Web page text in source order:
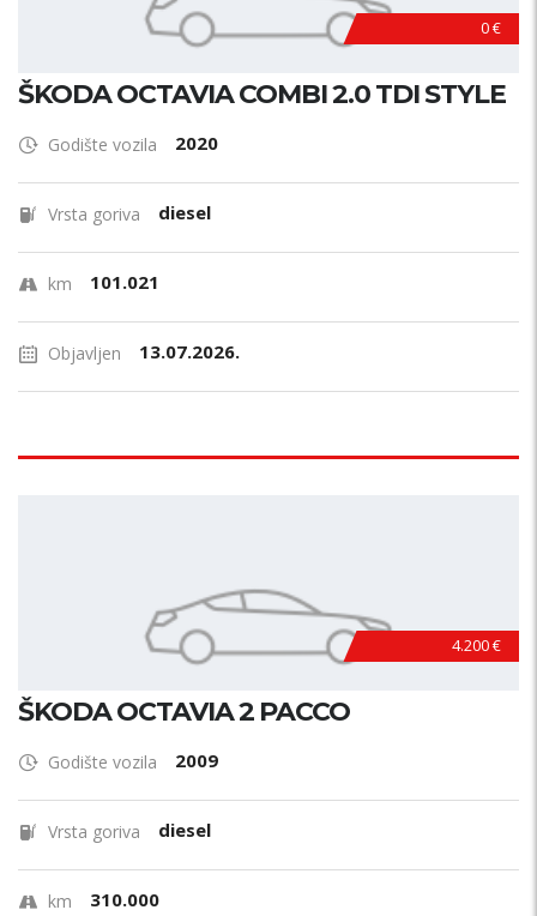
0 €
ŠKODA OCTAVIA COMBI 2.0 TDI STYLE
Godište vozila 2020
Vrsta goriva diesel
km 101.021
Objavljen 13.07.2026.
4.200 €
ŠKODA OCTAVIA 2 PACCO
Godište vozila 2009
Vrsta goriva diesel
km 310.000